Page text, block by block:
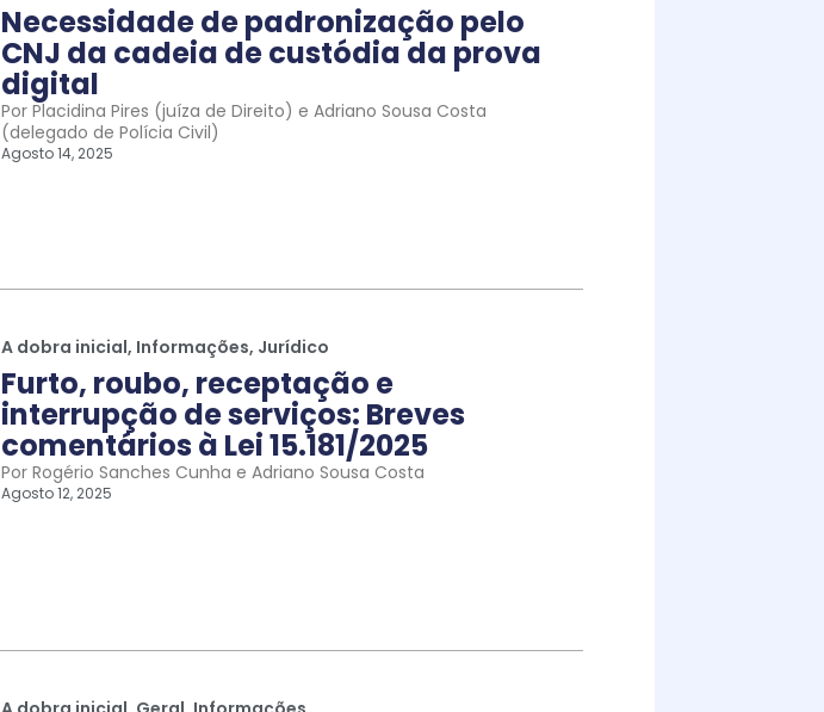
Necessidade de padronização pelo
CNJ da cadeia de custódia da prova
digital
Por Placidina Pires (juíza de Direito) e Adriano Sousa Costa
(delegado de Polícia Civil)
Agosto 14, 2025
A dobra inicial, Informações, Jurídico
Furto, roubo, receptação e
interrupção de serviços: Breves
comentários à Lei 15.181/2025
Por Rogério Sanches Cunha e Adriano Sousa Costa
Agosto 12, 2025